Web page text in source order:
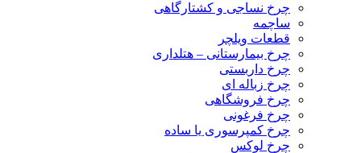
چرخ نساجی و کشتارگاهی
ساچمه
قطعات ویلچر
چرخ بیمارستانی – هتلداری
چرخ داربستی
چرخ زباله ای
چرخ فروشگاهی
چرخ فرغونی
چرخ کمپرسوری یا ساده
چرخ لوکس